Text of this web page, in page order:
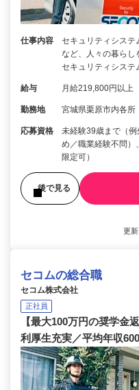
仕事内容
セキュリティシステ
など、人々の暮ら
セキュリティシス
給与 月給219,800円以上
勤務地 宮城県栗原市内各所
応募資格
未経験39歳まで（
め／職業経験不問
限定可）
後で見る
更
セコムの総合職
セコム株式会社
正社員
【最大100万円の奨学金
利厚生充実／平均年収